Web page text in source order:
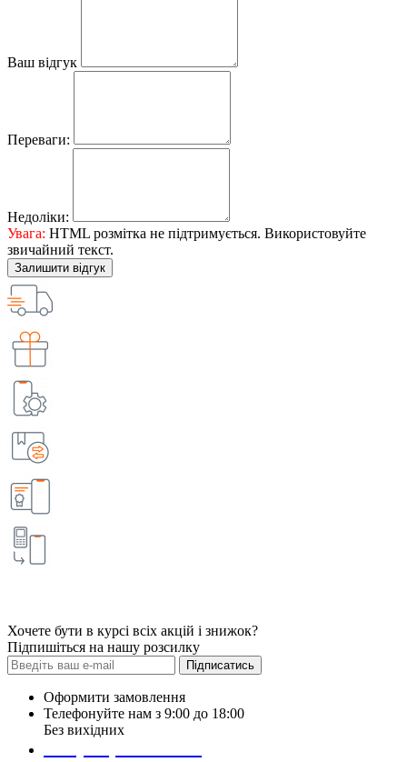
Ваш відгук
Переваги:
Недоліки:
Увага: HTML розмітка не підтримується. Використовуйте
звичайний текст.
Залишити відгук
Хочете бути в курсі всіх акцій і знижок?
Підпишіться на нашу розсилку
Підписатись
Оформити замовлення
Телефонуйте нам з 9:00 до 18:00
Без вихідних